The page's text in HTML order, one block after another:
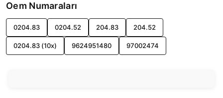
Oem Numaraları
0204.83 0204.52 204.83 204.52
0204.83 (10x) 9624951480 97002474